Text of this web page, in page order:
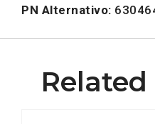
PN Alternativo: